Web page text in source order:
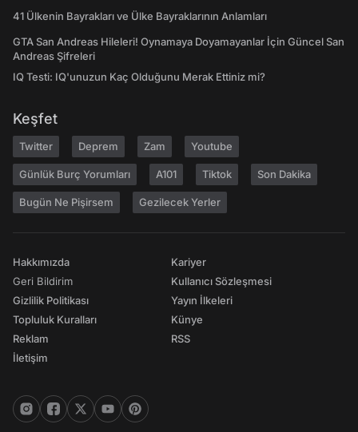
41 Ülkenin Bayrakları ve Ülke Bayraklarının Anlamları
GTA San Andreas Hileleri! Oynamaya Doyamayanlar İçin Güncel San
Andreas Şifreleri
IQ Testi: IQ'unuzun Kaç Olduğunu Merak Ettiniz mi?
Keşfet
Twitter Deprem Zam Youtube
Günlük Burç Yorumları A101 Tiktok Son Dakika
Bugün Ne Pişirsem Gezilecek Yerler
Hakkımızda
Geri Bildirim
Gizlilik Politikası
Topluluk Kuralları
Reklam
İletişim
Kariyer
Kullanıcı Sözleşmesi
Yayın İlkeleri
Künye
RSS